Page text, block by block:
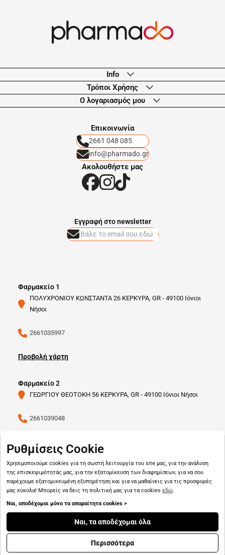
Info
Τρόποι Χρήσης
Ο λογαριασμός μου
Eπικοινωνία
2661 048 085
info@pharmado.gr
Ακολουθήστε μας
Φαρμακείο 1
ΠΟΛΥΧΡΟΝΙΟΥ ΚΩΝΣΤΑΝΤΑ 26 ΚΕΡΚΥΡΑ, GR - 49100 Ιόνιοι
Νήσοι
2661035997
Προβολή χάρτη
Φαρμακείο 2
ΓΕΩΡΓΙΟΥ ΘΕΟΤΟΚΗ 56 ΚΕΡΚΥΡΑ, GR - 49100 Ιόνιοι Νήσοι
2661039048
Προβολή χάρτη
Eγγραφή στο newsletter
Copyright © 2026pharmado.gr
Ρυθμίσεις Cookie
Χρησιμοποιούμε cookies για τη σωστή λειτουργία του site μας, για την ανάλυση
της επισκεψιμότητάς μας, για την εξατομίκευση των διαφημίσεων, για να σου
παρέχουμε εξατομικευμένη εξυπηρέτηση και για να μαθαίνεις για τις προσφορές
μας εύκολα! Μπορείς να δεις τη πολιτική μας για τα cookies εδώ.
Ναι, αποδέχομαι μόνο τα απαραίτητα cookies >
Ναι, τα αποδέχομαι όλα
Περισσότερα